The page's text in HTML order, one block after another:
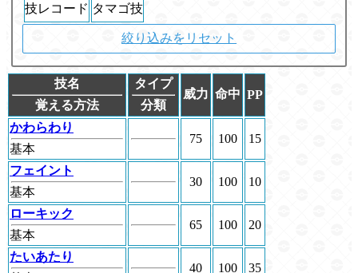
技レコード タマゴ技
絞り込みをリセット
技名
覚える方法
タイプ
分類
威力 命中 PP
かわらわり
基本
75 100 15
フェイント
基本
30 100 10
ローキック
基本
65 100 20
たいあたり
40 100 35